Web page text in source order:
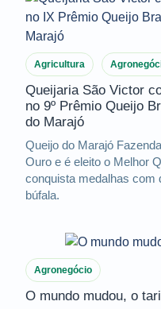
Agricultura
Queijaria São Victor
no 9º Prêmio Queijo
do Marajó
Queijo do Marajó
Ouro e é eleito o Melhor
conquista medalhas com
búfala.
Agronegócio
O mundo mudou, o